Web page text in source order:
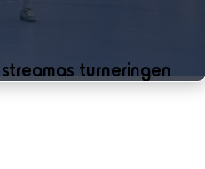
turneringen